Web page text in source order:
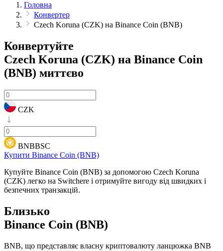
Головна
Конвертер
Czech Koruna (CZK) на Binance Coin (BNB)
Конвертуйте
Czech Koruna (CZK) на Binance Coin
(BNB) миттєво
CZK
BNBBSC
Купити Binance Coin (BNB)
Купуйте Binance Coin (BNB) за допомогою Czech Koruna
(CZK) легко на Switchere і отримуйте вигоду від швидких і
безпечних транзакцій.
Близько
Binance Coin (BNB)
BNB, що представляє власну криптовалюту ланцюжка BNB